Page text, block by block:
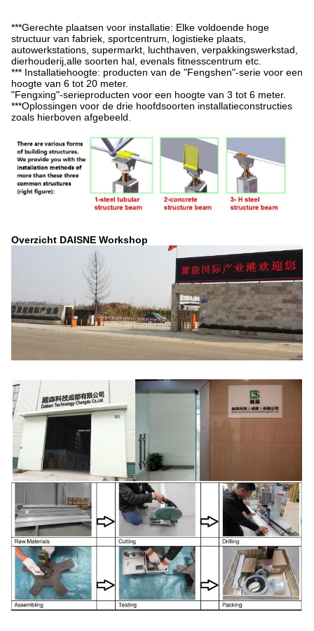
***Gerechte plaatsen voor installatie: Elke voldoende hoge
structuur van fabriek, sportcentrum, logistieke plaats,
autowerkstations, supermarkt, luchthaven, verpakkingswerkstad,
dierhouderij,alle soorten hal, evenals fitnesscentrum etc.
*** Installatiehoogte: producten van de "Fengshen"-serie voor een
hoogte van 6 tot 20 meter.
"Fengxing"-serieproducten voor een hoogte van 3 tot 6 meter.
***Oplossingen voor de drie hoofdsoorten installatieconstructies
zoals hierboven afgebeeld.
Overzicht DAISNE Workshop